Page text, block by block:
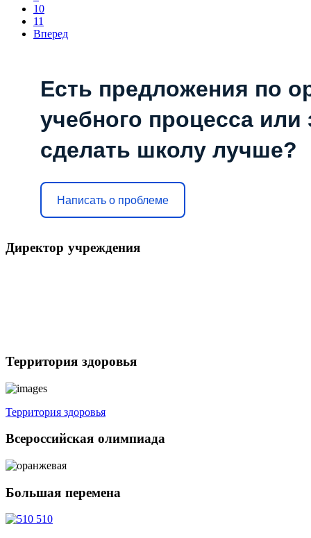
10
11
Вперед
Есть предложения по
учебного процесса или
сделать школу лучше?
Написать о проблеме
Директор учреждения
Территория здоровья
Территория здоровья
Всероссийская олимпиада
Большая перемена